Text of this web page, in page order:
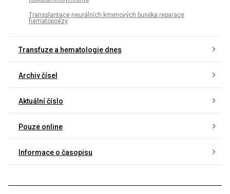
Transplantace neurálních kmenových buněka reparace
hematopoézy
Transfuze a hematologie dnes
Archiv čísel
Aktuální číslo
Pouze online
Informace o časopisu